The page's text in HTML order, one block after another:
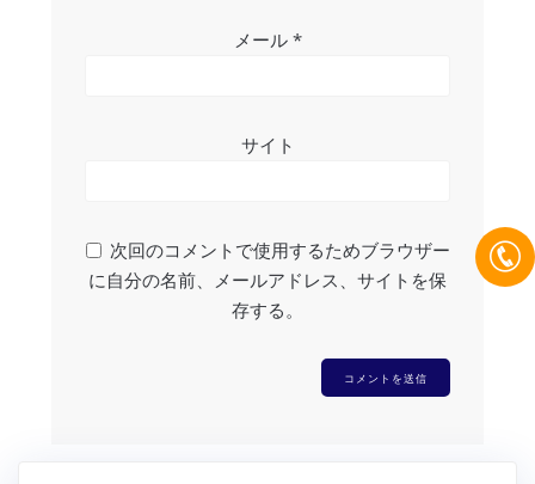
メール *
サイト
次回のコメントで使用するためブラウザー
に自分の名前、メールアドレス、サイトを保
存する。